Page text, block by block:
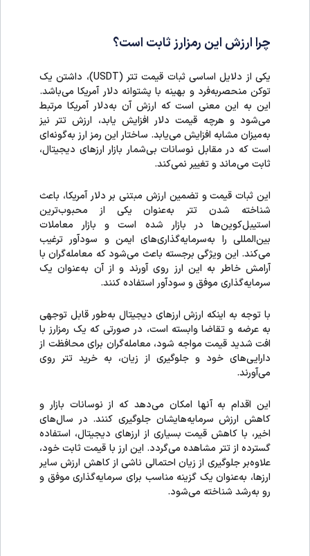
چرا ارزش این رمزارز ثابت است؟
یکی از دلایل اساسی ثبات قیمت تتر (USDT)، داشتن یک
توکن منحصربه‌فرد و بهینه با پشتوانه دلار آمریکا می‌باشد.
این به این معنی است که ارزش آن به‌دلار آمریکا مرتبط
می‌شود و هرچه قیمت دلار افزایش یابد، ارزش تتر نیز
به‌میزان مشابه افزایش می‌یابد. ساختار این رمز ارز به‌گونه‌ای
است که در مقابل نوسانات بی‌شمار بازار ارزهای دیجیتال،
ثابت می‌ماند و تغییر نمی‌کند.
این ثبات قیمت و تضمین ارزش مبتنی بر دلار آمریکا، باعث
شناخته شدن تتر به‌عنوان یکی از محبوب‌ترین
استیبل‌کوین‌ها در بازار شده است و بازار معاملات
بین‌المللی را به‌سرمایه‌گذاری‌های ایمن و سودآور ترغیب
می‌کند. این ویژگی برجسته باعث می‌شود که معامله‌گران با
آرامش خاطر به این ارز روی آورند و از آن به‌عنوان یک
سرمایه‌گذاری موفق و سودآور استفاده کنند.
با توجه به اینکه ارزش ارزهای دیجیتال به‌طور قابل توجهی
به عرضه و تقاضا وابسته است، در صورتی که یک رمزارز با
افت شدید قیمت مواجه شود، معامله‌گران برای محافظت از
دارایی‌های خود و جلوگیری از زیان، به خرید تتر روی
می‌آورند.
این اقدام به آنها امکان می‌دهد که از نوسانات بازار و
کاهش ارزش سرمایه‌هایشان جلوگیری کنند. در سال‌های
اخیر، با کاهش قیمت بسیاری از ارزهای دیجیتال، استفاده
گسترده از تتر مشاهده می‌گردد. این ارز با قیمت ثابت خود،
علاوه‌بر جلوگیری از زیان احتمالی ناشی از کاهش ارزش سایر
ارزها، به‌عنوان یک گزینه مناسب برای سرمایه‌گذاری موفق و
رو به‌رشد شناخته می‌شود.